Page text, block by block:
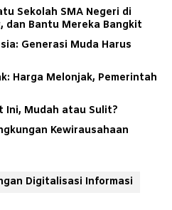
Sekolah SMA Negeri di
dan Bantu Mereka Bangkit
Generasi Muda Harus
Harga Melonjak, Pemerintah
Ini, Mudah atau Sulit?
Kewirausahaan
Digitalisasi Informasi